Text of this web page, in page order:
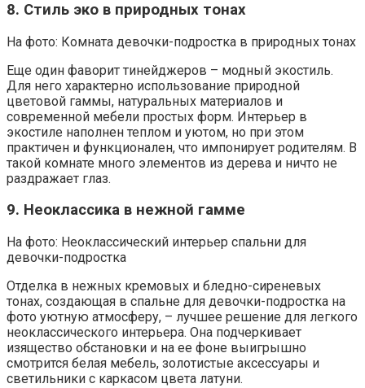
8. Стиль эко в природных тонах
На фото: Комната девочки-подростка в природных тонах
Еще один фаворит тинейджеров – модный экостиль.
Для него характерно использование природной
цветовой гаммы, натуральных материалов и
современной мебели простых форм. Интерьер в
экостиле наполнен теплом и уютом, но при этом
практичен и функционален, что импонирует родителям. В
такой комнате много элементов из дерева и ничто не
раздражает глаз.
9. Неоклассика в нежной гамме
На фото: Неоклассический интерьер спальни для
девочки-подростка
Отделка в нежных кремовых и бледно-сиреневых
тонах, создающая в спальне для девочки-подростка на
фото уютную атмосферу, – лучшее решение для легкого
неоклассического интерьера. Она подчеркивает
изящество обстановки и на ее фоне выигрышно
смотрится белая мебель, золотистые аксессуары и
светильники с каркасом цвета латуни.